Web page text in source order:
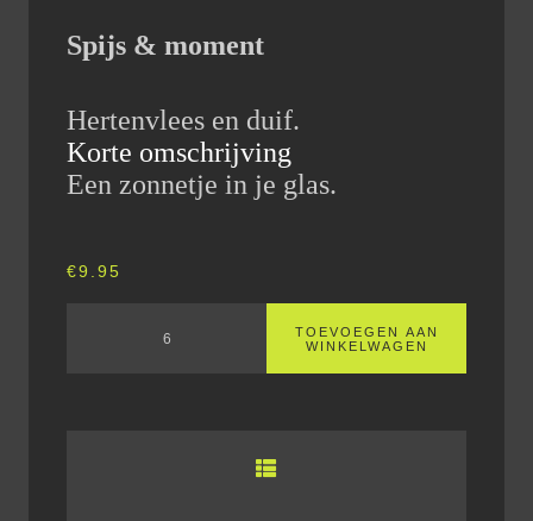
Spijs & moment
Hertenvlees en duif.
Korte omschrijving
Een zonnetje in je glas.
€9.95
TOEVOEGEN AAN
WINKELWAGEN